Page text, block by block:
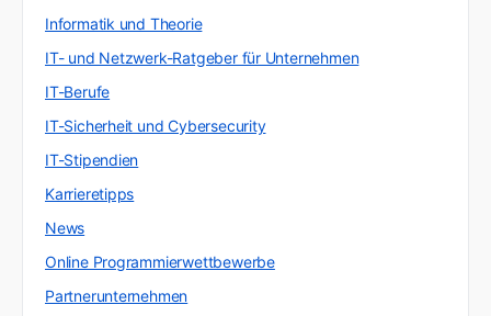
Informatik und Theorie
IT- und Netzwerk-Ratgeber für Unternehmen
IT-Berufe
IT-Sicherheit und Cybersecurity
IT-Stipendien
Karrieretipps
News
Online Programmierwettbewerbe
Partnerunternehmen